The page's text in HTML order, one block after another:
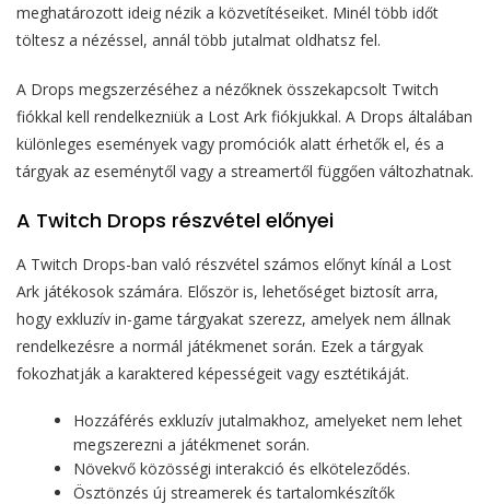
meghatározott ideig nézik a közvetítéseiket. Minél több időt
töltesz a nézéssel, annál több jutalmat oldhatsz fel.
A Drops megszerzéséhez a nézőknek összekapcsolt Twitch
fiókkal kell rendelkezniük a Lost Ark fiókjukkal. A Drops általában
különleges események vagy promóciók alatt érhetők el, és a
tárgyak az eseménytől vagy a streamertől függően változhatnak.
A Twitch Drops részvétel előnyei
A Twitch Drops-ban való részvétel számos előnyt kínál a Lost
Ark játékosok számára. Először is, lehetőséget biztosít arra,
hogy exkluzív in-game tárgyakat szerezz, amelyek nem állnak
rendelkezésre a normál játékmenet során. Ezek a tárgyak
fokozhatják a karaktered képességeit vagy esztétikáját.
Hozzáférés exkluzív jutalmakhoz, amelyeket nem lehet
megszerezni a játékmenet során.
Növekvő közösségi interakció és elköteleződés.
Ösztönzés új streamerek és tartalomkészítők